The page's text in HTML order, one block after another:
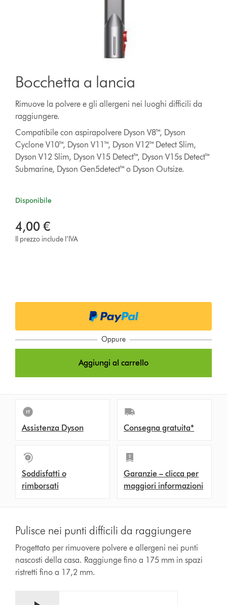
Bocchetta a lancia
Rimuove la polvere e gli allergeni nei luoghi difficili da
raggiungere.
Compatibile con aspirapolvere Dyson V8™, Dyson
Cyclone V10™, Dyson V11™, Dyson V12™ Detect Slim,
Dyson V12 Slim, Dyson V15 Detect™, Dyson V15s Detect™
Submarine, Dyson Gen5detect™ o Dyson Outsize.
Disponibile
4,00 €
Il prezzo include l’IVA
Oppure
Aggiungi al carrello
Assistenza Dyson Consegna gratuita*
Soddisfatti o
rimborsati
Garanzie – clicca per
maggiori informazioni
Pulisce nei punti difficili da raggiungere
Progettato per rimuovere polvere e allergeni nei punti
nascosti della casa. Raggiunge fino a 175 mm in spazi
ristretti fino a 17,2 mm.